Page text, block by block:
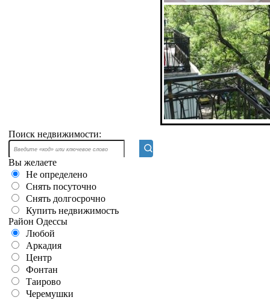
Поиск недвижимости:
Вы желаете
Не определено
Снять посуточно
Снять долгосрочно
Купить недвижимость
Район Одессы
Любой
Аркадия
Центр
Фонтан
Таирово
Черемушки